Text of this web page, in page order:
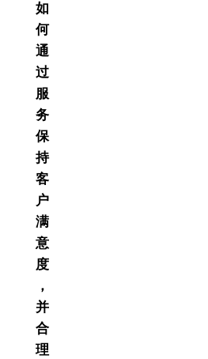
如
何
通
过
服
务
保
持
客
户
满
意
度
，
并
合
理